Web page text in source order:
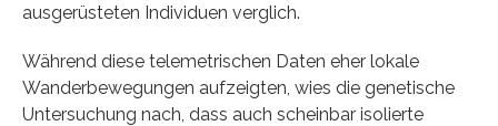
ausgerüsteten Individuen verglich.
Während diese telemetrischen Daten eher lokale
Wanderbewegungen aufzeigten, wies die genetische
Untersuchung nach, dass auch scheinbar isolierte